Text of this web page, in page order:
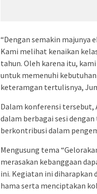
“Dengan semakin majunya
Kami melihat kenaikan
tahun. Oleh karena itu,
untuk memenuhi
keteramgan tertulisnya,
Dalam konferensi tersebut,
dalam berbagai sesi
berkontribusi dalam
Mengusung tema
merasakan kebanggaan
ini. Kegiatan ini diharapkan
hama serta menciptakan